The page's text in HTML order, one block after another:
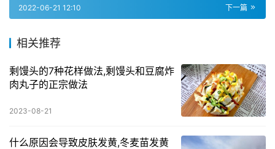
下一篇
2022-06-21 12:10
相关推荐
剩馒头的7种花样做法,剩馒头和豆腐炸
肉丸子的正宗做法
2023-08-21
什么原因会导致皮肤发黄,冬麦苗发黄